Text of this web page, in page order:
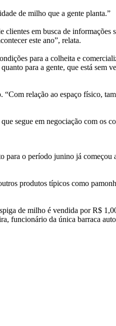
de milho que a gente planta.”
em busca de informações
este ano”, relata.
para a colheita e
para a gente, que está sem
relação ao espaço físico,
segue em negociação com os
o período junino já começou
produtos típicos como
de milho é vendida por R$
funcionário da única barraca